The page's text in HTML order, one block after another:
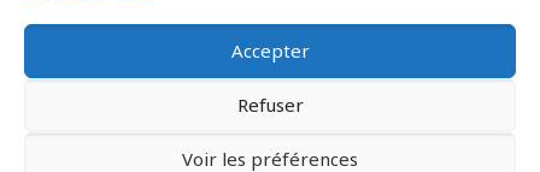
Accepter
Refuser
Voir les préférences